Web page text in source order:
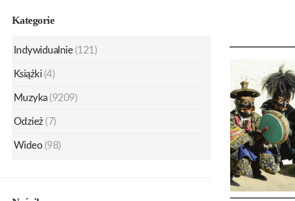
Kategorie
Indywidualnie (121)
Książki (4)
Muzyka (9209)
Odzież (7)
Wideo (98)